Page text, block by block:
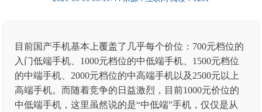
目前国产手机基本上覆盖了几乎每个价位：700元档位的
入门低端手机、1000元档位的中低端手机、1500元档位
的中端手机、2000元档位的中高端手机以及2500元以上
高端手机。而随着竞争的日益激烈，目前1000元价位的
中低端手机，这里虽然说的是“中低端”手机，仅仅是从